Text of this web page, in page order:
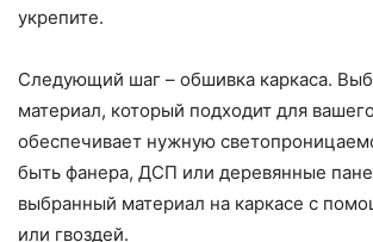
укрепите.
Следующий шаг – обшивка каркаса.
материал, который подходит для
обеспечивает нужную
быть фанера, ДСП или деревянные
выбранный материал на каркасе с
или гвоздей.